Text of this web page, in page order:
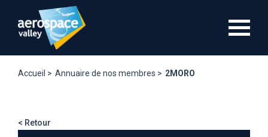
contenu
Accueil > Annuaire de nos membres > 2MORO
< Retour